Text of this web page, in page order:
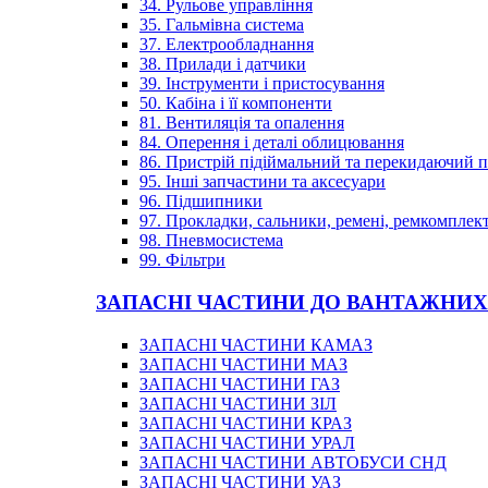
34. Рульове управління
35. Гальмівна система
37. Електрообладнання
38. Прилади і датчики
39. Інструменти і пристосування
50. Кабіна і її компоненти
81. Вентиляція та опалення
84. Оперення і деталі облицювання
86. Пристрій підіймальний та перекидаючий
95. Інші запчастини та аксесуари
96. Підшипники
97. Прокладки, сальники, ремені,
98. Пневмосистема
99. Фільтри
ЗАПАСНІ ЧАСТИНИ ДО
ЗАПАСНІ ЧАСТИНИ КАМАЗ
ЗАПАСНІ ЧАСТИНИ МАЗ
ЗАПАСНІ ЧАСТИНИ ГАЗ
ЗАПАСНІ ЧАСТИНИ ЗІЛ
ЗАПАСНІ ЧАСТИНИ КРАЗ
ЗАПАСНІ ЧАСТИНИ УРАЛ
ЗАПАСНІ ЧАСТИНИ АВТОБУСИ СНД
ЗАПАСНІ ЧАСТИНИ УАЗ